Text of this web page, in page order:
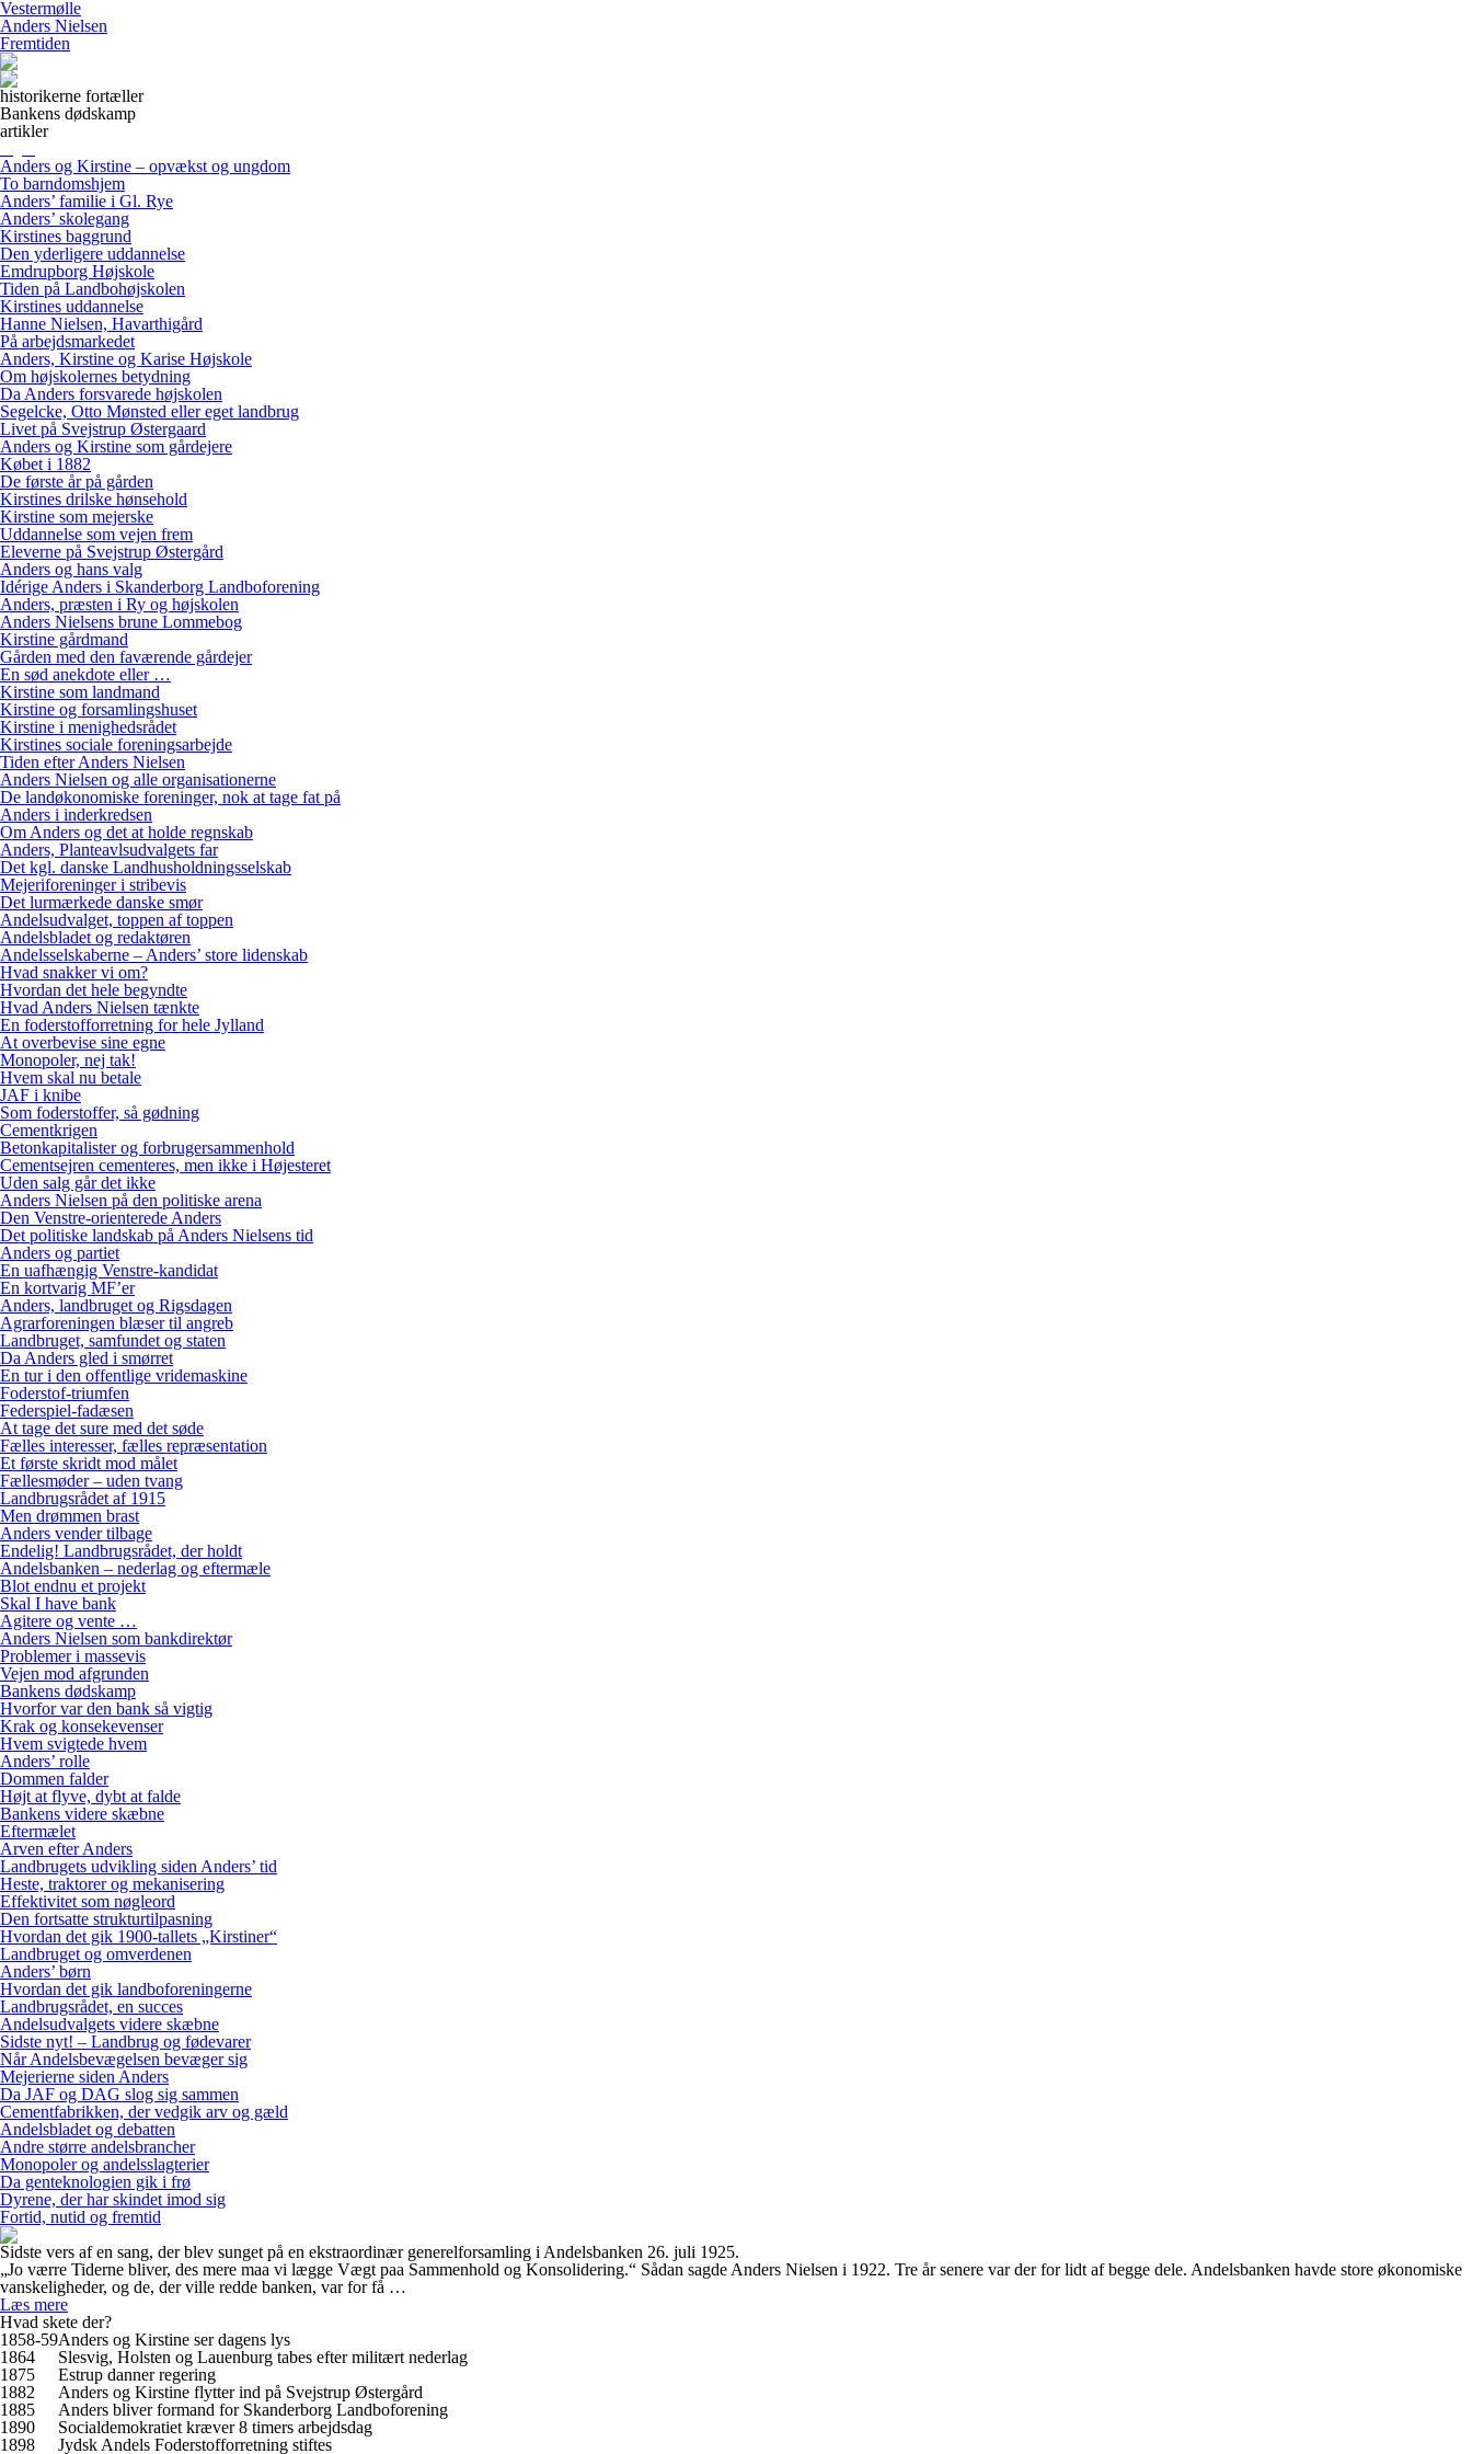
Vestermølle
Anders Nielsen
Fremtiden
historikerne fortæller
Bankens dødskamp
artikler
Anders og Kirstine – opvækst og ungdom
To barndomshjem
Anders’ familie i Gl. Rye
Anders’ skolegang
Kirstines baggrund
Den yderligere uddannelse
Emdrupborg Højskole
Tiden på Landbohøjskolen
Kirstines uddannelse
Hanne Nielsen, Havarthigård
På arbejdsmarkedet
Anders, Kirstine og Karise Højskole
Om højskolernes betydning
Da Anders forsvarede højskolen
Segelcke, Otto Mønsted eller eget landbrug
Livet på Svejstrup Østergaard
Anders og Kirstine som gårdejere
Købet i 1882
De første år på gården
Kirstines drilske hønsehold
Kirstine som mejerske
Uddannelse som vejen frem
Eleverne på Svejstrup Østergård
Anders og hans valg
Idérige Anders i Skanderborg Landboforening
Anders, præsten i Ry og højskolen
Anders Nielsens brune Lommebog
Kirstine gårdmand
Gården med den faværende gårdejer
En sød anekdote eller …
Kirstine som landmand
Kirstine og forsamlingshuset
Kirstine i menighedsrådet
Kirstines sociale foreningsarbejde
Tiden efter Anders Nielsen
Anders Nielsen og alle organisationerne
De landøkonomiske foreninger, nok at tage fat på
Anders i inderkredsen
Om Anders og det at holde regnskab
Anders, Planteavlsudvalgets far
Det kgl. danske Landhusholdningsselskab
Mejeriforeninger i stribevis
Det lurmærkede danske smør
Andelsudvalget, toppen af toppen
Andelsbladet og redaktøren
Andelsselskaberne – Anders’ store lidenskab
Hvad snakker vi om?
Hvordan det hele begyndte
Hvad Anders Nielsen tænkte
En foderstofforretning for hele Jylland
At overbevise sine egne
Monopoler, nej tak!
Hvem skal nu betale
JAF i knibe
Som foderstoffer, så gødning
Cementkrigen
Betonkapitalister og forbrugersammenhold
Cementsejren cementeres, men ikke i Højesteret
Uden salg går det ikke
Anders Nielsen på den politiske arena
Den Venstre-orienterede Anders
Det politiske landskab på Anders Nielsens tid
Anders og partiet
En uafhængig Venstre-kandidat
En kortvarig MF’er
Anders, landbruget og Rigsdagen
Agrarforeningen blæser til angreb
Landbruget, samfundet og staten
Da Anders gled i smørret
En tur i den offentlige vridemaskine
Foderstof-triumfen
Federspiel-fadæsen
At tage det sure med det søde
Fælles interesser, fælles repræsentation
Et første skridt mod målet
Fællesmøder – uden tvang
Landbrugsrådet af 1915
Men drømmen brast
Anders vender tilbage
Endelig! Landbrugsrådet, der holdt
Andelsbanken – nederlag og eftermæle
Blot endnu et projekt
Skal I have bank
Agitere og vente …
Anders Nielsen som bankdirektør
Problemer i massevis
Vejen mod afgrunden
Bankens dødskamp
Hvorfor var den bank så vigtig
Krak og konsekevenser
Hvem svigtede hvem
Anders’ rolle
Dommen falder
Højt at flyve, dybt at falde
Bankens videre skæbne
Eftermælet
Arven efter Anders
Landbrugets udvikling siden Anders’ tid
Heste, traktorer og mekanisering
Effektivitet som nøgleord
Den fortsatte strukturtilpasning
Hvordan det gik 1900-tallets „Kirstiner“
Landbruget og omverdenen
Anders’ børn
Hvordan det gik landboforeningerne
Landbrugsrådet, en succes
Andelsudvalgets videre skæbne
Sidste nyt! – Landbrug og fødevarer
Når Andelsbevægelsen bevæger sig
Mejerierne siden Anders
Da JAF og DAG slog sig sammen
Cementfabrikken, der vedgik arv og gæld
Andelsbladet og debatten
Andre større andelsbrancher
Monopoler og andelsslagterier
Da genteknologien gik i frø
Dyrene, der har skindet imod sig
Fortid, nutid og fremtid
Sidste vers af en sang, der blev sunget på en ekstraordinær generelforsamling i Andelsbanken 26. juli 1925.
„Jo værre Tiderne bliver, des mere maa vi lægge Vægt paa Sammenhold og Konsolidering.“ Sådan sagde Anders Nielsen i 1922. Tre år senere var der for lidt af begge dele. Andelsbanken havde store økonomiske
vanskeligheder, og de, der ville redde banken, var for få …
Læs mere
Hvad skete der?
1858-59Anders og Kirstine ser dagens lys
1864
Slesvig, Holsten og Lauenburg tabes efter militært nederlag
1875
Estrup danner regering
1882
Anders og Kirstine flytter ind på Svejstrup Østergård
1885
Anders bliver formand for Skanderborg Landboforening
1890
Socialdemokratiet kræver 8 timers arbejdsdag
1898
Jydsk Andels Foderstofforretning stiftes